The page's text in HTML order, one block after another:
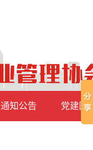
通知公告 党建园